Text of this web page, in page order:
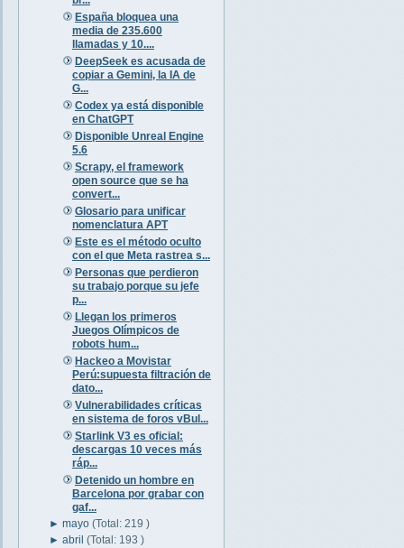
España bloquea una
media de 235.600
llamadas y 10....
DeepSeek es acusada de
copiar a Gemini, la IA de
G...
Codex ya está disponible
en ChatGPT
Disponible Unreal Engine
5.6
Scrapy, el framework
open source que se ha
convert...
Glosario para unificar
nomenclatura APT
Este es el método oculto
con el que Meta rastrea s...
Personas que perdieron
su trabajo porque su jefe
p...
Llegan los primeros
Juegos Olímpicos de
robots hum...
Hackeo a Movistar
Perú:supuesta filtración de
dato...
Vulnerabilidades críticas
en sistema de foros vBul...
Starlink V3 es oficial:
descargas 10 veces más
ráp...
Detenido un hombre en
Barcelona por grabar con
gaf...
►mayo(Total: 219 )
►abril(Total: 193 )